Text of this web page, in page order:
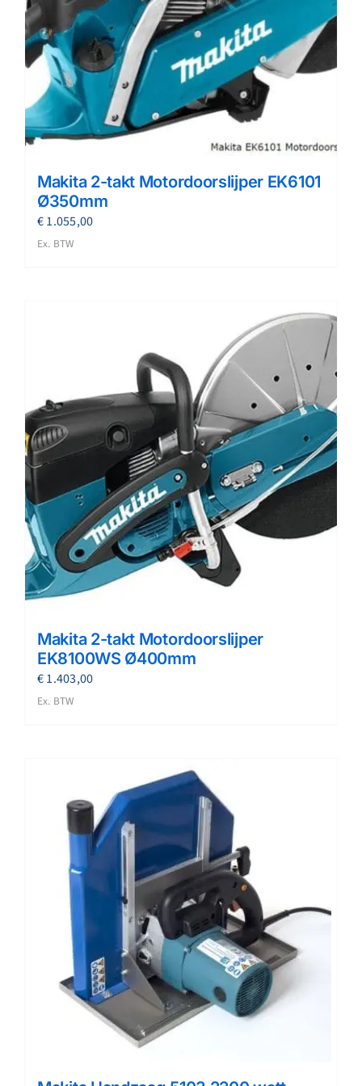
Makita 2-takt Motordoorslijper EK6101
Ø350mm
€1.055,00
Ex. BTW
Makita 2-takt Motordoorslijper
EK8100WS Ø400mm
€1.403,00
Ex. BTW